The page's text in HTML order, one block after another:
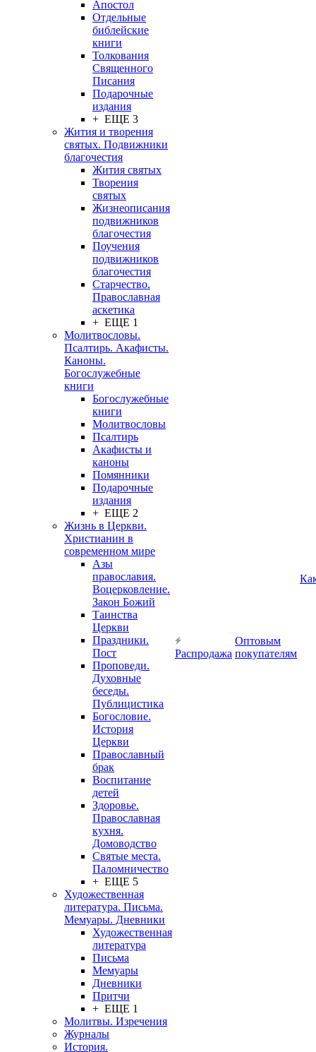
Апостол
Отдельные
библейские
книги
Толкования
Священного
Писания
Подарочные
издания
+ ЕЩЕ 3
Жития и творения
святых. Подвижники
благочестия
Жития святых
Творения
святых
Жизнеописания
подвижников
благочестия
Поучения
подвижников
благочестия
Старчество.
Православная
аскетика
+ ЕЩЕ 1
Молитвословы.
Псалтирь. Акафисты.
Каноны.
Богослужебные
книги
Богослужебные
книги
Молитвословы
Псалтирь
Акафисты и
каноны
Помянники
Подарочные
издания
+ ЕЩЕ 2
Жизнь в Церкви.
Христианин в
современном мире
Азы
православия.
Воцерковление.
Закон Божий
Таинства
Церкви
Праздники.
Пост
Проповеди.
Духовные
беседы.
Публицистика
Богословие.
История
Церкви
Православный
брак
Воспитание
детей
Здоровье.
Православная
кухня.
Домоводство
Святые места.
Паломничество
+ ЕЩЕ 5
Художественная
литература. Письма.
Мемуары. Дневники
Художественная
литература
Письма
Мемуары
Дневники
Притчи
+ ЕЩЕ 1
Молитвы. Изречения
Журналы
История.
Распродажа
Оптовым
покупателям